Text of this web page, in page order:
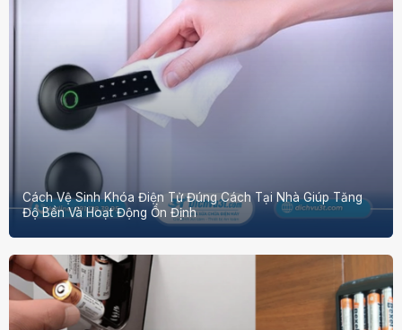
Cách Vệ Sinh Khóa Điện Tử Đúng Cách Tại Nhà Giúp Tăng
Độ Bền Và Hoạt Động Ổn Định